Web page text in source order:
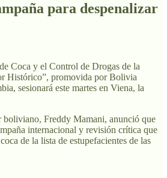
para despenalizar
Coca y el Control de Drogas de la
Histórico”, promovida por Bolivia
sesionará este martes en Viena, la
boliviano, Freddy Mamani, anunció que
internacional y revisión crítica que
de la lista de estupefacientes de las